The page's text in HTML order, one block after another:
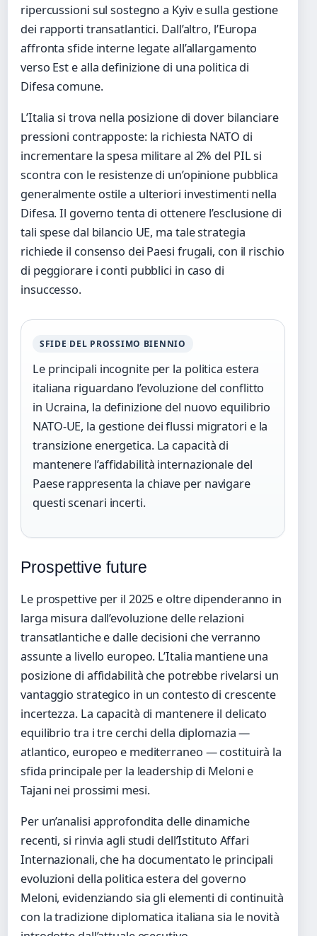
ripercussioni sul sostegno a Kyiv e sulla gestione
dei rapporti transatlantici. Dall’altro, l’Europa
affronta sfide interne legate all’allargamento
verso Est e alla definizione di una politica di
Difesa comune.
L’Italia si trova nella posizione di dover bilanciare
pressioni contrapposte: la richiesta NATO di
incrementare la spesa militare al 2% del PIL si
scontra con le resistenze di un’opinione pubblica
generalmente ostile a ulteriori investimenti nella
Difesa. Il governo tenta di ottenere l’esclusione di
tali spese dal bilancio UE, ma tale strategia
richiede il consenso dei Paesi frugali, con il rischio
di peggiorare i conti pubblici in caso di
insuccesso.
SFIDE DEL PROSSIMO BIENNIO
Le principali incognite per la politica estera
italiana riguardano l’evoluzione del conflitto
in Ucraina, la definizione del nuovo equilibrio
NATO-UE, la gestione dei flussi migratori e la
transizione energetica. La capacità di
mantenere l’affidabilità internazionale del
Paese rappresenta la chiave per navigare
questi scenari incerti.
Prospettive future
Le prospettive per il 2025 e oltre dipenderanno in
larga misura dall’evoluzione delle relazioni
transatlantiche e dalle decisioni che verranno
assunte a livello europeo. L’Italia mantiene una
posizione di affidabilità che potrebbe rivelarsi un
vantaggio strategico in un contesto di crescente
incertezza. La capacità di mantenere il delicato
equilibrio tra i tre cerchi della diplomazia —
atlantico, europeo e mediterraneo — costituirà la
sfida principale per la leadership di Meloni e
Tajani nei prossimi mesi.
Per un’analisi approfondita delle dinamiche
recenti, si rinvia agli studi dell’Istituto Affari
Internazionali, che ha documentato le principali
evoluzioni della politica estera del governo
Meloni, evidenziando sia gli elementi di continuità
con la tradizione diplomatica italiana sia le novità